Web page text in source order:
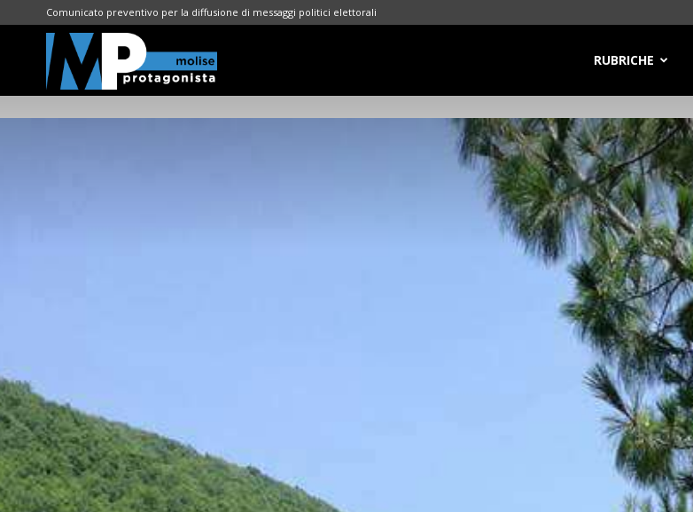
Comunicato preventivo per la diffusione di messaggi politici elettorali
RUBRICHE